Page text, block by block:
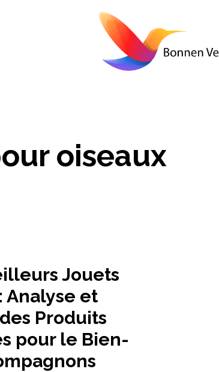
oiseaux
Jouets
Analyse et
Produits
pour le Bien-